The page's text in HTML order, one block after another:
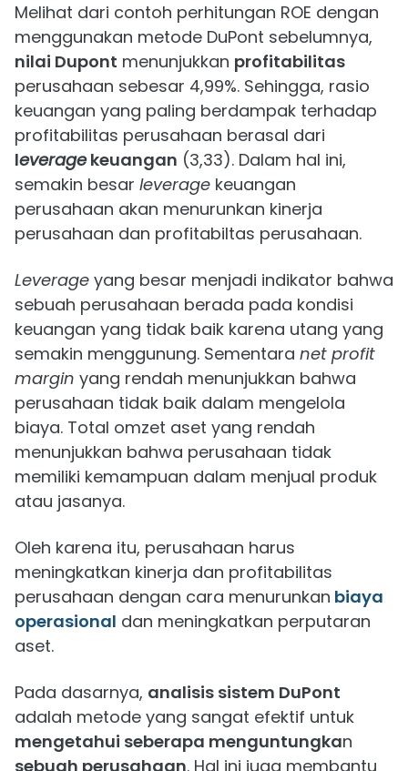
Melihat dari contoh perhitungan ROE dengan
menggunakan metode DuPont sebelumnya,
nilai Dupont menunjukkan profitabilitas
perusahaan sebesar 4,99%. Sehingga, rasio
keuangan yang paling berdampak terhadap
profitabilitas perusahaan berasal dari
leveragekeuangan (3,33). Dalam hal ini,
semakin besar leverage keuangan
perusahaan akan menurunkan kinerja
perusahaan dan profitabiltas perusahaan.
Leverage yang besar menjadi indikator bahwa
sebuah perusahaan berada pada kondisi
keuangan yang tidak baik karena utang yang
semakin menggunung. Sementara net profit
margin yang rendah menunjukkan bahwa
perusahaan tidak baik dalam mengelola
biaya. Total omzet aset yang rendah
menunjukkan bahwa perusahaan tidak
memiliki kemampuan dalam menjual produk
atau jasanya.
Oleh karena itu, perusahaan harus
meningkatkan kinerja dan profitabilitas
perusahaan dengan cara menurunkan biaya
operasional dan meningkatkan perputaran
aset.
Pada dasarnya, analisis sistem DuPont
adalah metode yang sangat efektif untuk
mengetahui seberapa menguntungkan
sebuah perusahaan. Hal ini juga membantu